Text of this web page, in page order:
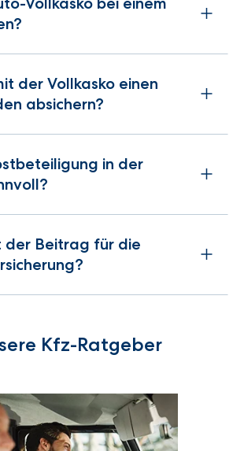
der Vollkasko einen
absichern?
in der
der Beitrag für die
Kfz-Ratgeber